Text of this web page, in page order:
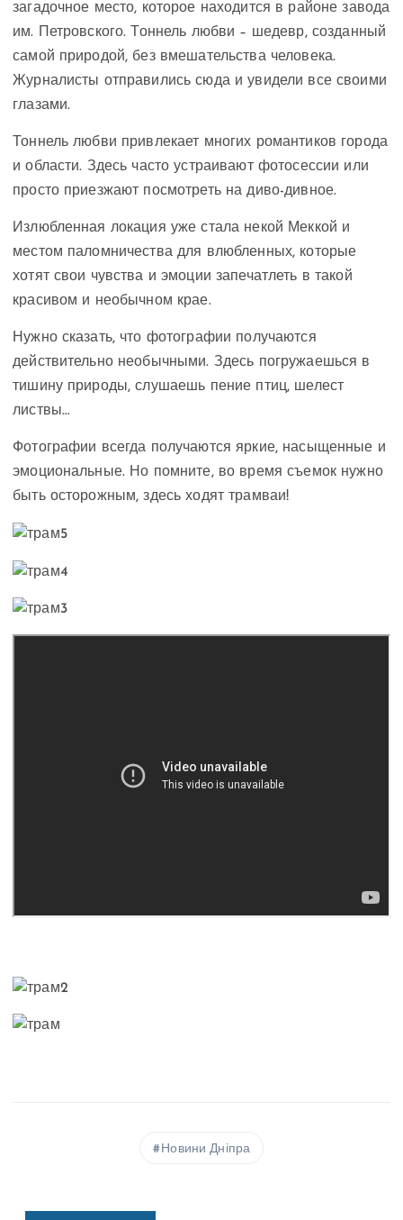
загадочное место, которое находится в районе завода
им. Петровского. Тоннель любви – шедевр, созданный
самой природой, без вмешательства человека.
Журналисты отправились сюда и увидели все своими
глазами.
Тоннель любви привлекает многих романтиков города
и области. Здесь часто устраивают фотосессии или
просто приезжают посмотреть на диво-дивное.
Излюбленная локация уже стала некой Меккой и
местом паломничества для влюбленных, которые
хотят свои чувства и эмоции запечатлеть в такой
красивом и необычном крае.
Нужно сказать, что фотографии получаются
действительно необычными. Здесь погружаешься в
тишину природы, слушаешь пение птиц, шелест
листвы…
Фотографии всегда получаются яркие, насыщенные и
эмоциональные. Но помните, во время съемок нужно
быть осторожным, здесь ходят трамваи!
Новини Дніпра